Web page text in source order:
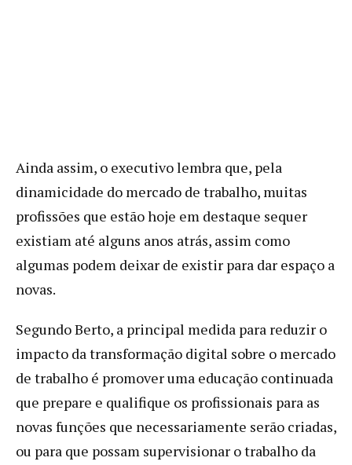
Ainda assim, o executivo lembra que, pela
dinamicidade do mercado de trabalho, muitas
profissões que estão hoje em destaque sequer
existiam até alguns anos atrás, assim como
algumas podem deixar de existir para dar espaço a
novas.
Segundo Berto, a principal medida para reduzir o
impacto da transformação digital sobre o mercado
de trabalho é promover uma educação continuada
que prepare e qualifique os profissionais para as
novas funções que necessariamente serão criadas,
ou para que possam supervisionar o trabalho da